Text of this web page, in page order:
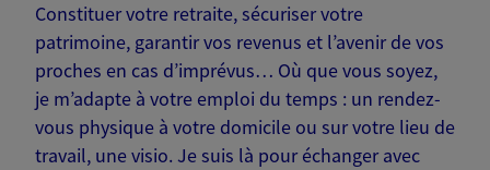
Constituer votre retraite, sécuriser votre
patrimoine, garantir vos revenus et l’avenir de vos
proches en cas d’imprévus… Où que vous soyez,
je m’adapte à votre emploi du temps : un rendez-
vous physique à votre domicile ou sur votre lieu de
travail, une visio. Je suis là pour échanger avec